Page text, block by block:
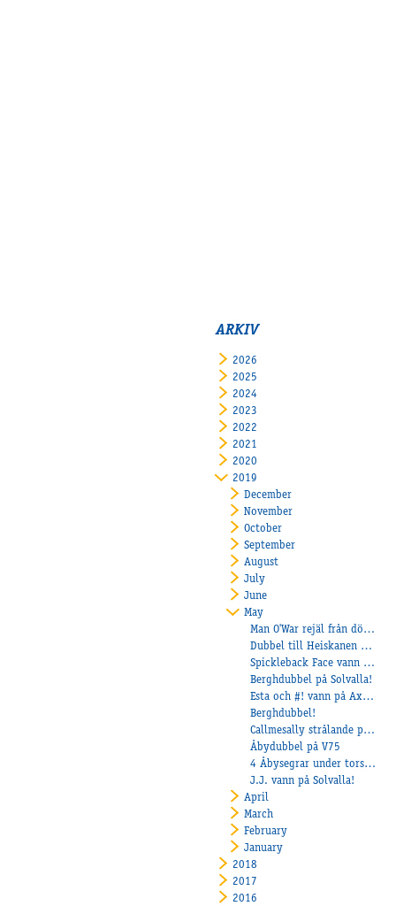
ARKIV
2026
2025
2024
2023
2022
2021
2020
2019
December
November
October
September
August
July
June
May
Man O'War rejäl från dödens
Dubbel till Heiskanen på Jägers!
Spickleback Face vann från dödens
Berghdubbel på Solvalla!
Esta och #! vann på Axevalla!
Berghdubbel!
Callmesally strålande på Mantorp!
Åbydubbel på V75
4 Åbysegrar under torsdagen!
J.J. vann på Solvalla!
April
March
February
January
2018
2017
2016